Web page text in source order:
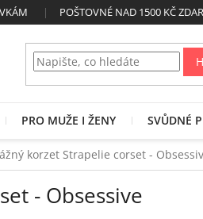
POŠTOVNÉ NAD 1500 KČ
PRO MUŽE I ŽENY SVŮDNÉ
korzet Strapelie corset -
- Obsessive